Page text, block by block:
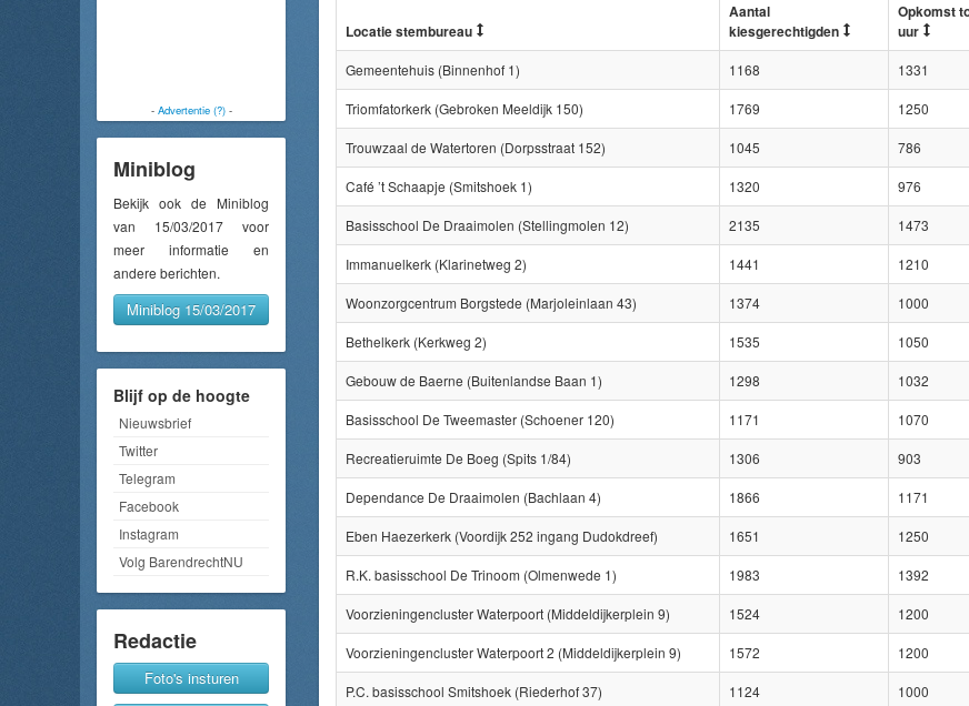
- Advertentie (?)-
Miniblog
Bekijk ook de Miniblog
van 15/03/2017 voor
meer informatie en
andere berichten.
Miniblog 15/03/2017
Blijf op de hoogte
Nieuwsbrief
Twitter
Telegram
Facebook
Instagram
Volg BarendrechtNU
Redactie
Foto's insturen
Locatie stembureau
Aantal
kiesgerechtigden
Opkomst
uur
Gemeentehuis (Binnenhof 1) 1168 1331
Triomfatorkerk (Gebroken Meeldijk 150) 1769 1250
Trouwzaal de Watertoren (Dorpsstraat 152) 1045 786
Café ’t Schaapje (Smitshoek 1) 1320 976
Basisschool De Draaimolen (Stellingmolen 12) 2135 1473
Immanuelkerk (Klarinetweg 2) 1441 1210
Woonzorgcentrum Borgstede (Marjoleinlaan 43) 1374 1000
Bethelkerk (Kerkweg 2) 1535 1050
Gebouw de Baerne (Buitenlandse Baan 1) 1298 1032
Basisschool De Tweemaster (Schoener 120) 1171 1070
Recreatieruimte De Boeg (Spits 1/84) 1306 903
Dependance De Draaimolen (Bachlaan 4) 1866 1171
Eben Haezerkerk (Voordijk 252 ingang Dudokdreef) 1651 1250
R.K. basisschool De Trinoom (Olmenwede 1) 1983 1392
Voorzieningencluster Waterpoort (Middeldijkerplein 9) 1524 1200
Voorzieningencluster Waterpoort 2 (Middeldijkerplein 9) 1572 1200
P.C. basisschool Smitshoek (Riederhof 37) 1124 1000